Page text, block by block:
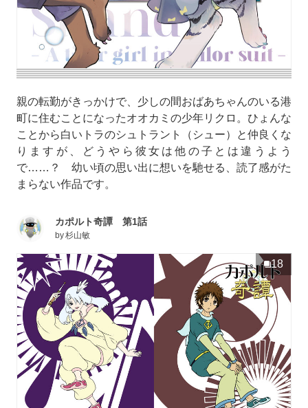
親の転勤がきっかけで、少しの間おばあちゃんのいる港
町に住むことになったオオカミの少年リクロ。ひょんな
ことから白いトラのシュトラント（シュー）と仲良くな
りますが、どうやら彼女は他の子とは違うよう
で……？ 幼い頃の思い出に想いを馳せる、読了感がた
まらない作品です。
カポルト奇譚 第1話
by杉山敏
18